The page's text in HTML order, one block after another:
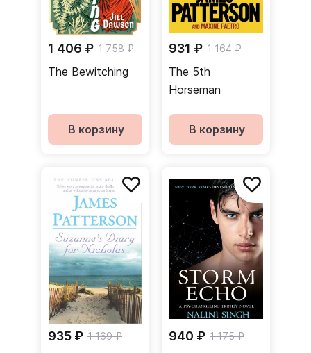
1 406 ₽ 1 758 ₽
The Bewitching
В корзину
931 ₽ 1 164 ₽
The 5th
Horseman
В корзину
935 ₽ 1 169 ₽ 940 ₽ 1 175 ₽